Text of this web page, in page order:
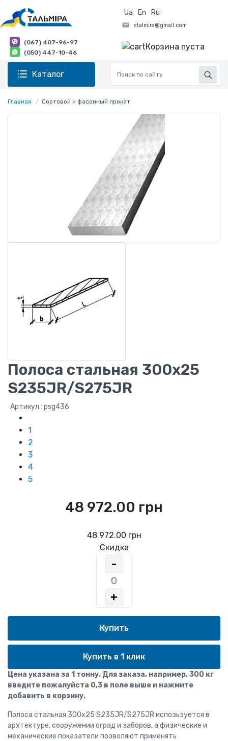
Ua En Ru
(067) 407-96-97
(050) 447-10-46
Корзина пуста
Каталог
Главная Сортовой и фасонный прокат
Полоса стальная 300х25
S235JR/S275JR
Артикул : psg436
1
2
3
4
5
48 972.00 грн
48 972.00 грн
Скидка
-
+
Купить в 1 клик
Цена указана за 1 тонну. Для заказа, например, 300 кг
введите пожалуйста 0,3 в поле выше и нажмите
добавить в корзину.
Полоса стальная 300х25 S235JR/S275JR испозьзуется в
архтектуре, сооружении оград и заборов, а физические и
механические показатели позволяют применять